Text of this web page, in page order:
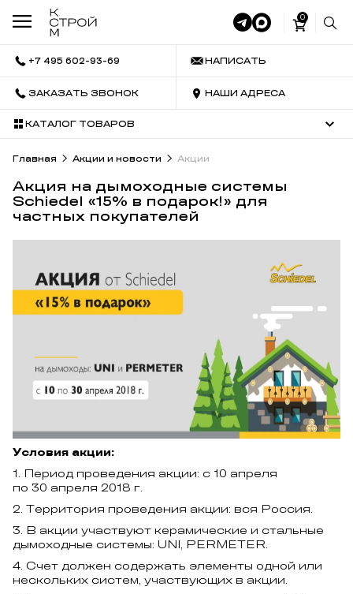
0
+7 495 602-93-69 НАПИСАТЬ
ЗАКАЗАТЬ ЗВОНОК НАШИ АДРЕСА
КАТАЛОГ ТОВАРОВ
Главная Акции и новости Акции
Акция на дымоходные системы
Schiedel «15% в подарок!» для
частных покупателей
Условия акции:
1. Период проведения акции: с 10 апреля
по 30 апреля 2018 г.
2. Территория проведения акции: вся Россия.
3. В акции участвуют керамические и стальные
дымоходные системы: UNI, PERMETER.
4. Счет должен содержать элементы одной или
нескольких систем, участвующих в акции.